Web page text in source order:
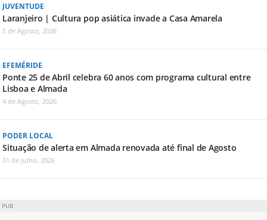
JUVENTUDE
Laranjeiro | Cultura pop asiática invade a Casa Amarela
5 de Agosto, 2026
EFEMÉRIDE
Ponte 25 de Abril celebra 60 anos com programa cultural entre
Lisboa e Almada
4 de Agosto, 2026
PODER LOCAL
Situação de alerta em Almada renovada até final de Agosto
31 de Julho, 2026
PUB